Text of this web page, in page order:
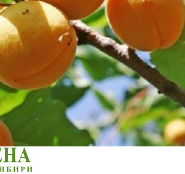
сидераты
аксессуары
инвентарь
удобрения, добавки, химия
декор